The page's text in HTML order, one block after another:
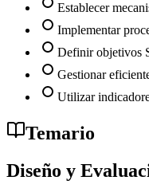
Establecer
Implementar
Definir objetivos
Gestionar
Utilizar
Temario
Diseño y